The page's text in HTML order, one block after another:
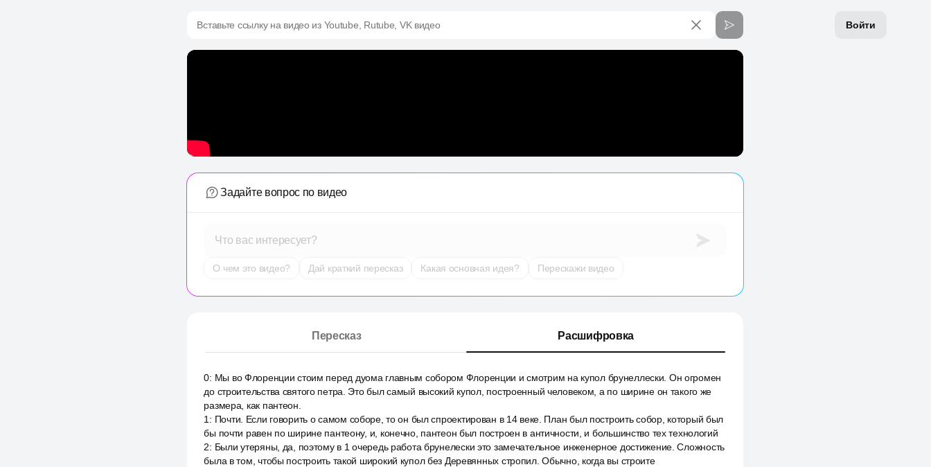
Войти
Вставьте ссылку на видео из Youtube, Rutube, VK видео
Задайте вопрос по видео
Что вас интересует?
О чем это видео? Дай краткий пересказ Какая основная идея? Перескажи видео
Пересказ Расшифровка
0: Мы во Флоренции стоим перед дуома главным собором Флоренции и смотрим на купол брунеллески. Он огромен
до строительства святого петра. Это был самый высокий купол, построенный человеком, а по ширине он такого же
размера, как пантеон.
1 : Почти. Если говорить о самом соборе, то он был спроектирован в 14 веке. План был построить собор, который был
бы почти равен по ширине пантеону, и, конечно, пантеон был построен в античности, и большинство тех технологий
2: Были утеряны, да, поэтому в 1 очередь работа брунелески это замечательное инженерное достижение. Сложность
была в том, чтобы построить такой широкий купол без Деревянных стропил. Обычно, когда вы строите